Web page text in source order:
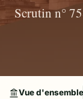
Scrutin n°
Vue d'ensemble